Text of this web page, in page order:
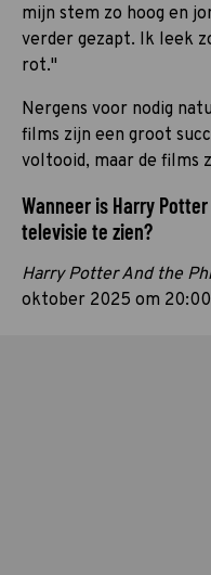
mijn stem zo hoog en
verder gezapt. Ik leek
rot."
Nergens voor nodig
films zijn een groot
voltooid, maar de films
Wanneer is Harry
televisie te zien?
Harry Potter And the
oktober 2025 om